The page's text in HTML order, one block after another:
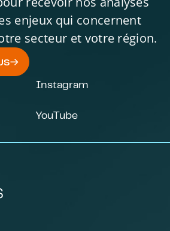
enjeux qui concernent
secteur et votre région.
Instagram
YouTube